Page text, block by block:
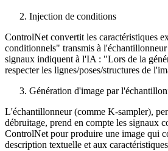
Injection de conditions
ControlNet convertit les caractéristiques
conditionnels" transmis à
signaux indiquent à l'IA : "Lors de la
respecter les lignes/poses/structures de
Génération d'image par
L'échantillonneur (comme K-sampler),
débruitage, prend en compte les signaux
ControlNet pour produire une image qui
description textuelle et aux